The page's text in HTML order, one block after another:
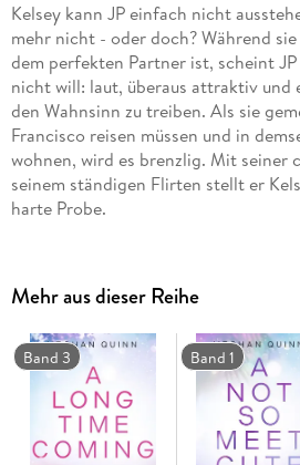
Kelsey kann JP einfach nicht
mehr nicht - oder doch? Während
dem perfekten Partner ist, scheint JP
nicht will: laut, überaus attraktiv und
den Wahnsinn zu treiben. Als sie
Francisco reisen müssen und in
wohnen, wird es brenzlig. Mit seiner
seinem ständigen Flirten stellt er
harte Probe.
getan . . .
Mehr aus dieser Reihe
Band 3 Band 1